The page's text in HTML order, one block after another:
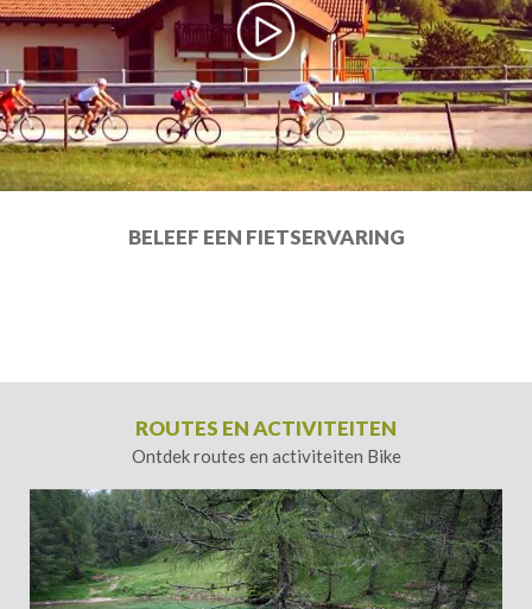
Valsugana: Approved Bike Area!
BELEEF EEN FIETSERVARING
ROUTES EN ACTIVITEITEN
Ontdek routes en activiteiten Bike